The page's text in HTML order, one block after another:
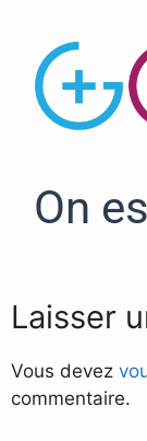
On
Laisser
Vous devez
commentaire.